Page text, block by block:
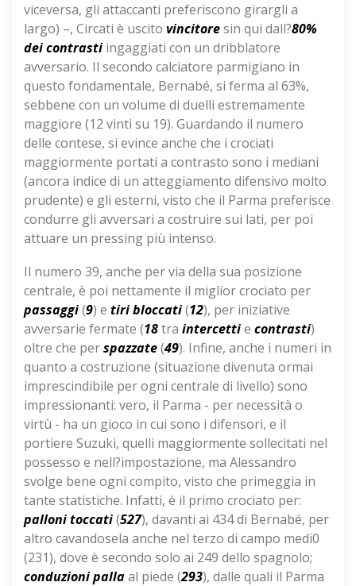
viceversa, gli attaccanti preferiscono girargli a
largo) –, Circati è uscito vincitoresin qui dall?80%
dei contrasti ingaggiati con un dribblatore
avversario. Il secondo calciatore parmigiano in
questo fondamentale, Bernabé, si ferma al 63%,
sebbene con un volume di duelli estremamente
maggiore (12 vinti su 19). Guardando il numero
delle contese, si evince anche che i crociati
maggiormente portati a contrasto sono i mediani
(ancora indice di un atteggiamento difensivo molto
prudente) e gli esterni, visto che il Parma preferisce
condurre gli avversari a costruire sui lati, per poi
attuare un pressing più intenso.
Il numero 39, anche per via della sua posizione
centrale, è poi nettamente il miglior crociato per
passaggi(9) e tiri bloccati(12), per iniziative
avversarie fermate (18tra intercettie contrasti)
oltre che perspazzate(49). Infine, anche i numeri in
quanto a costruzione (situazione divenuta ormai
imprescindibile per ogni centrale di livello) sono
impressionanti: vero, il Parma - per necessità o
virtù - ha un gioco in cui sono i difensori, e il
portiere Suzuki, quelli maggiormente sollecitati nel
possesso e nell?impostazione, ma Alessandro
svolge bene ogni compito, visto che primeggia in
tante statistiche. Infatti, è il primo crociato per:
palloni toccati(527), davanti ai 434 di Bernabé, per
altro cavandosela anche nel terzo di campo medi0
(231), dove è secondo solo ai 249 dello spagnolo;
conduzioni pallaal piede (293), dalle quali il Parma